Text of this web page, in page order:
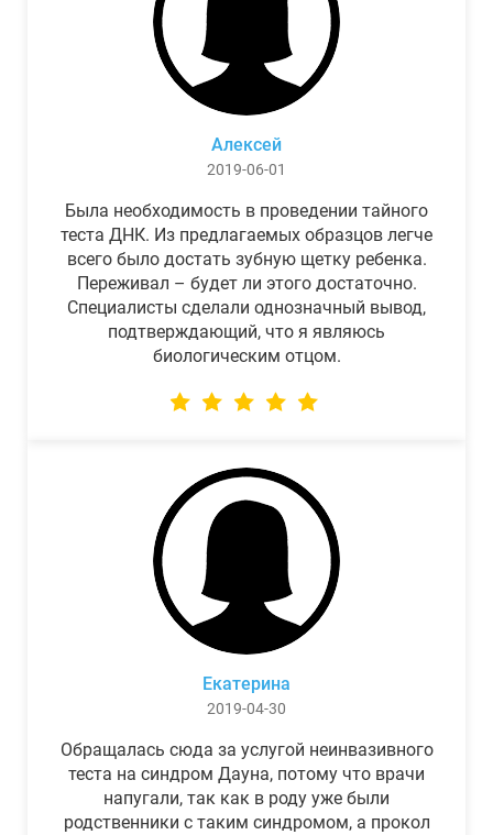
Алексей
2019-06-01
Была необходимость в проведении тайного
теста ДНК. Из предлагаемых образцов легче
всего было достать зубную щетку ребенка.
Переживал – будет ли этого достаточно.
Специалисты сделали однозначный вывод,
подтверждающий, что я являюсь
биологическим отцом.
Екатерина
2019-04-30
Обращалась сюда за услугой неинвазивного
теста на синдром Дауна, потому что врачи
напугали, так как в роду уже были
родственники с таким синдромом, а прокол